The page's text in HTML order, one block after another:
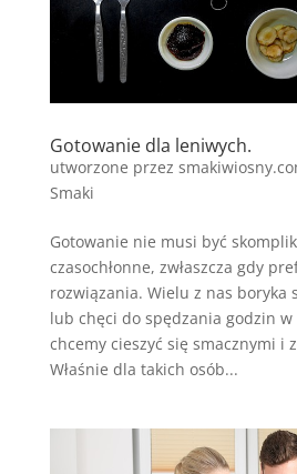
Gotowanie dla leniwych.
utworzone przez
Smaki
Gotowanie nie musi być
czasochłonne, zwłaszcza gdy
rozwiązania. Wielu z nas boryka
lub chęci do spędzania godzin
chcemy cieszyć się smacznymi i
Właśnie dla takich osób...